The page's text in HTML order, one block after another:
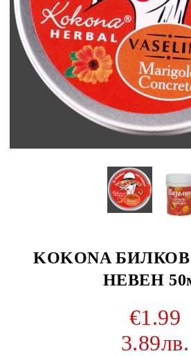
НА
KOKONA
НЕВЕН
€1.99
3.89лв.